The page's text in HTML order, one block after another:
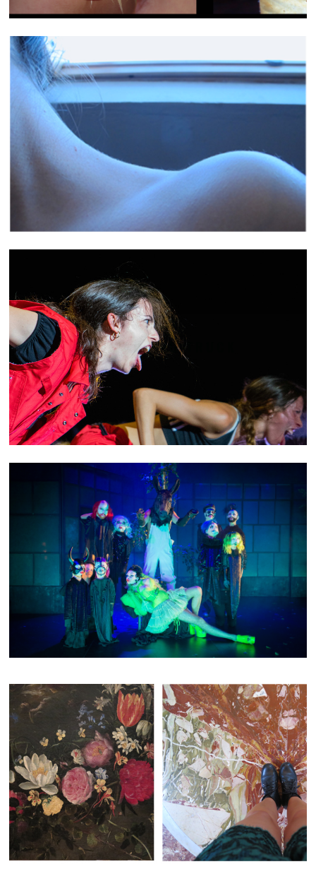
THE DANCING TRUCK
LE SONGE D'UNE NUIT D'ÉTÉ
AMOR/ROMA